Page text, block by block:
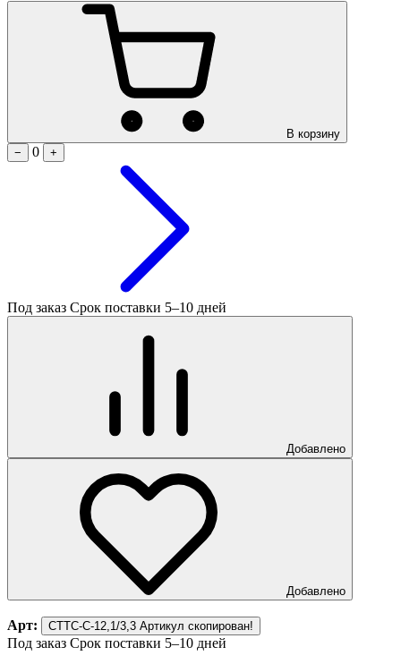
В корзину
−
0 +
Под заказ Срок поставки 5–10 дней
Добавлено
Добавлено
Арт: СТТС-С-12,1/3,3 Артикул скопирован!
Под заказ Срок поставки 5–10 дней